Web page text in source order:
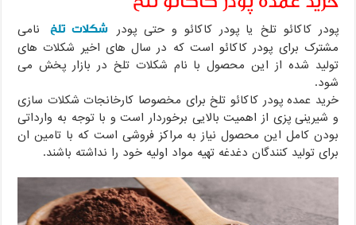
پودر کاکائو تلخ یا پودر کاکائو و حتی پودر شکلات تلخ
نامی
مشترک برای پودر کاکائو است که در سال های اخیر شکلات های
تولید شده از این محصول با نام شکلات تلخ در بازار پخش می
شود.
خرید عمده پودر کاکائو تلخ برای مخصوصا کارخانجات شکلات سازی
و شیرینی پزی از اهمیت بالایی برخوردار است و با توجه به وارداتی
بودن کامل این محصول نیاز به مراکز فروشی است که با تامین ان
برای تولید کنندگان دغدغه تهیه مواد اولیه خود را نداشته باشند.